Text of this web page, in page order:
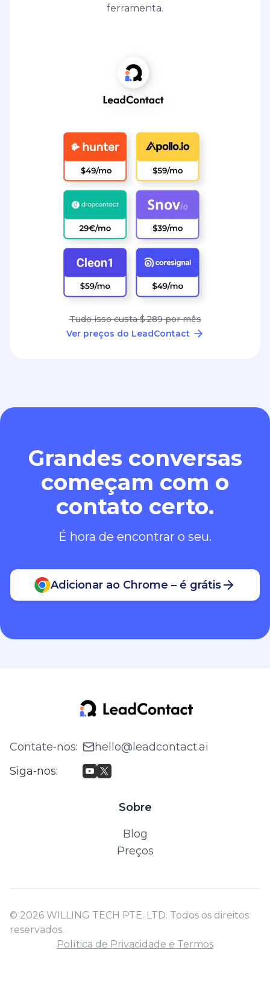
ferramenta.
Tudo isso custa $ 289 por mês
Ver preços do LeadContact
Grandes conversas
começam com o
contato certo.
É hora de encontrar o seu.
Adicionar ao Chrome – é grátis
Contate‑nos:
hello@leadcontact.ai
Siga‑nos:
Sobre
Blog
Preços
© 2026 WILLING TECH PTE. LTD. Todos os direitos
reservados.
Política de Privacidade e Termos